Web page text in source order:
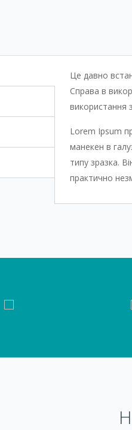
Це давно
Справа в
використання
Lorem Ipsum
манекен в
типу зразка.
практично